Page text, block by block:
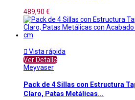
489,90 €
 Vista rápida
Ver Detalle
Meyvaser
Pack de 4 Sillas con Estructura
Claro, Patas Metálicas...